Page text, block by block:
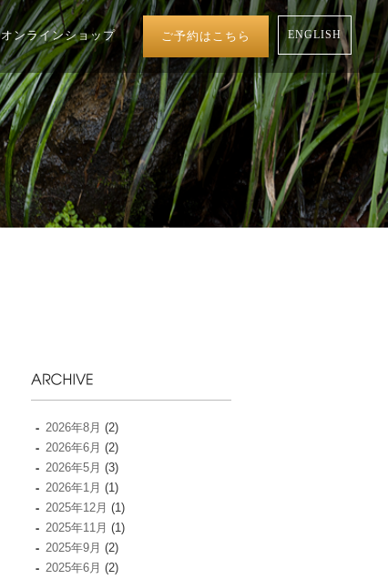
オンラインショップ ご予約はこちら ENGLISH
2026年8月 (2)
2026年6月 (2)
2026年5月 (3)
2026年1月 (1)
2025年12月 (1)
2025年11月 (1)
2025年9月 (2)
2025年6月 (2)